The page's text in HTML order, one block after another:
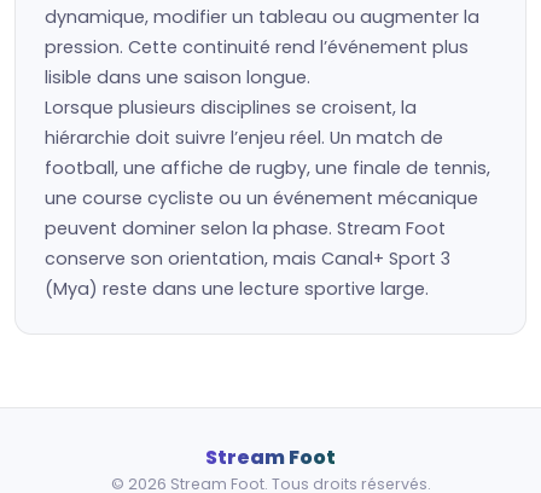
dynamique, modifier un tableau ou augmenter la
pression. Cette continuité rend l’événement plus
lisible dans une saison longue.
Lorsque plusieurs disciplines se croisent, la
hiérarchie doit suivre l’enjeu réel. Un match de
football, une affiche de rugby, une finale de tennis,
une course cycliste ou un événement mécanique
peuvent dominer selon la phase. Stream Foot
conserve son orientation, mais Canal+ Sport 3
(Mya) reste dans une lecture sportive large.
Stream Foot
© 2026 Stream Foot. Tous droits réservés.